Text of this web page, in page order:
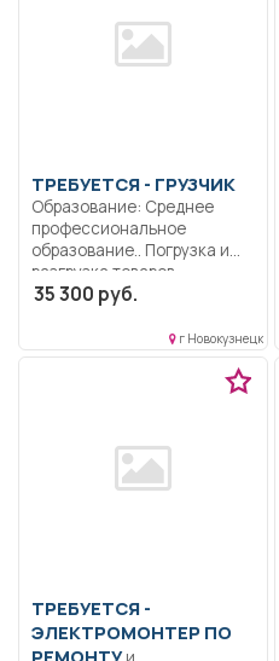
ТРЕБУЕТСЯ - ГРУЗЧИК
Образование: Среднее
профессиональное
образование.. Погрузка и
разгрузка товаров..
Полный...
35 300 руб.
г Новокузнецк
ТРЕБУЕТСЯ -
ЭЛЕКТРОМОНТЕР ПО
РЕМОНТУ